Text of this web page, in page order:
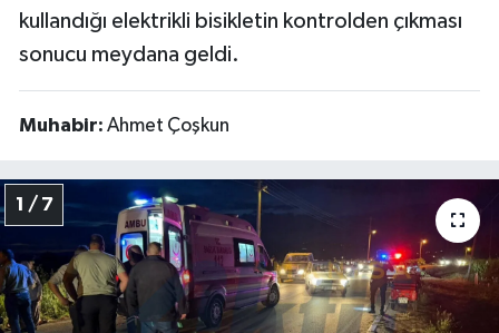
kullandığı elektrikli bisikletin kontrolden çıkması
sonucu meydana geldi.
Muhabir: Ahmet Çoşkun
1 / 7